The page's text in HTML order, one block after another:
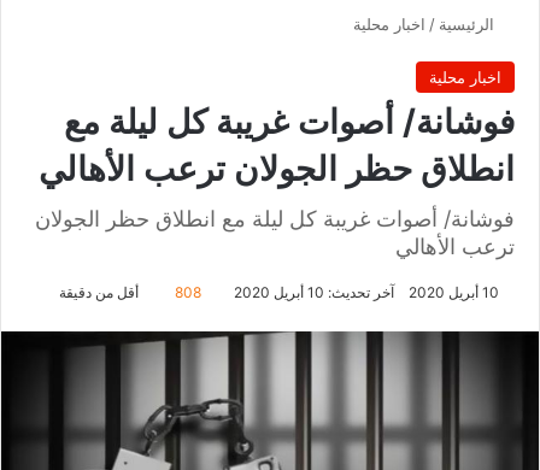
الرئيسية / اخبار محلية
اخبار محلية
فوشانة/ أصوات غريبة كل ليلة مع
انطلاق حظر الجولان ترعب الأهالي
فوشانة/ أصوات غريبة كل ليلة مع انطلاق حظر الجولان
ترعب الأهالي
10 أبريل 2020 آخر تحديث: 10 أبريل 2020 808 أقل من دقيقة